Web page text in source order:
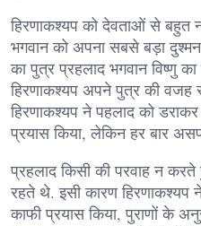
हिरणाकश्यप को देवताओं से बहुत
भगवान को अपना सबसे बड़ा
का पुत्र प्रहलाद भगवान विष्णु
हिरणाकश्यप अपने पुत्र की वजह
हिरणाकश्यप ने पहलाद को
प्रयास किया, लेकिन हर बार
प्रहलाद किसी की परवाह न करते
रहते थे. इसी कारण हिरणाकश्यप
काफी प्रयास किया, पुराणों के